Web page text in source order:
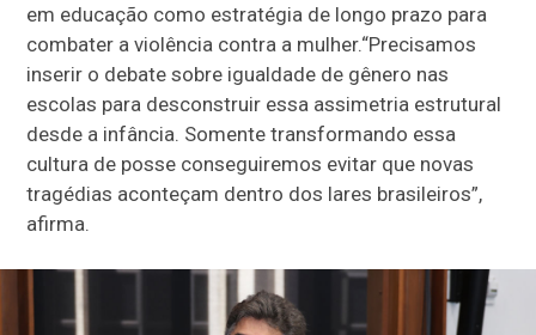
em educação como estratégia de longo prazo para
combater a violência contra a mulher.“Precisamos
inserir o debate sobre igualdade de gênero nas
escolas para desconstruir essa assimetria estrutural
desde a infância. Somente transformando essa
cultura de posse conseguiremos evitar que novas
tragédias aconteçam dentro dos lares brasileiros”,
afirma.